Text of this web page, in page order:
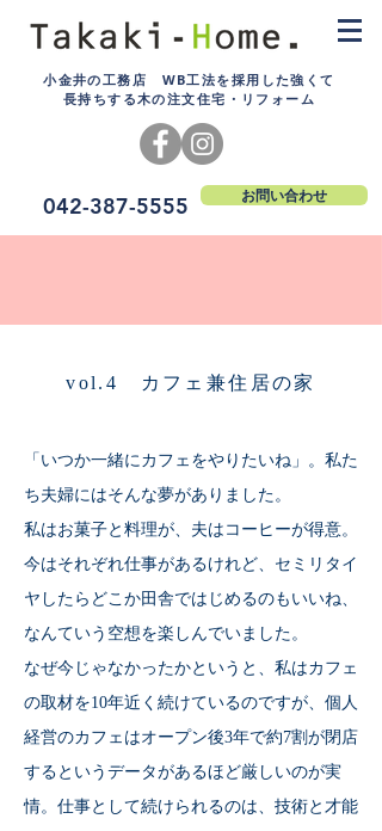
小金井の工務店 WB工法を採用した強くて
長持ちする木の注文住宅・リフォーム
042-387-5555 お問い合わせ
vol.4 カフェ兼住居の家
「いつか一緒にカフェをやりたいね」。私た
ち夫婦にはそんな夢がありました。
私はお菓子と料理が、夫はコーヒーが得意。
今はそれぞれ仕事があるけれど、セミリタイ
ヤしたらどこか田舎ではじめるのもいいね、
なんていう空想を楽しんでいました。
なぜ今じゃなかったかというと、私はカフェ
の取材を10年近く続けているのですが、個人
経営のカフェはオープン後3年で約7割が閉店
するというデータがあるほど厳しいのが実
情。仕事として続けられるのは、技術と才能